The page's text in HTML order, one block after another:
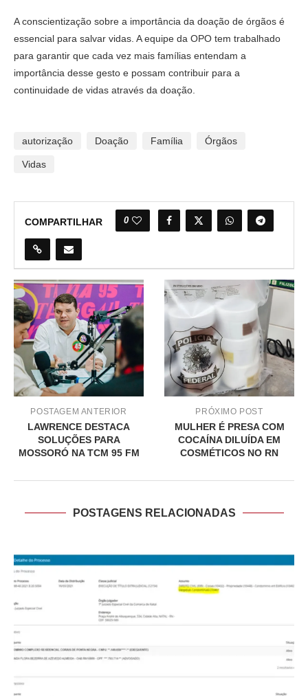
A conscientização sobre a importância da doação de órgãos é
essencial para salvar vidas. A equipe da OPO tem trabalhado
para garantir que cada vez mais famílias entendam a
importância desse gesto e possam contribuir para a
continuidade de vidas através da doação.
autorização Doação Família Órgãos
Vidas
COMPARTILHAR 0
POSTAGEM ANTERIOR
LAWRENCE DESTACA
SOLUÇÕES PARA
MOSSORÓ NA TCM 95 FM
PRÓXIMO POST
MULHER É PRESA COM
COCAÍNA DILUÍDA EM
COSMÉTICOS NO RN
POSTAGENS RELACIONADAS